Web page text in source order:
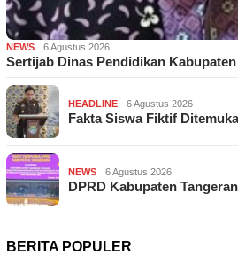
NEWS 6 Agustus 2026
Sertijab Dinas Pendidikan
HEADLINE 6 Agustus 2026
Fakta Siswa Fiktif
NEWS 6 Agustus 2026
DPRD Kabupaten
BERITA POPULER